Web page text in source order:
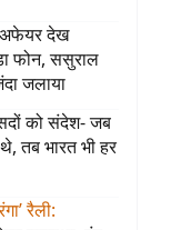
अफेयर देख
फोन, ससुराल
जलाया
को संदेश- जब
तब भारत भी हर
रैली: